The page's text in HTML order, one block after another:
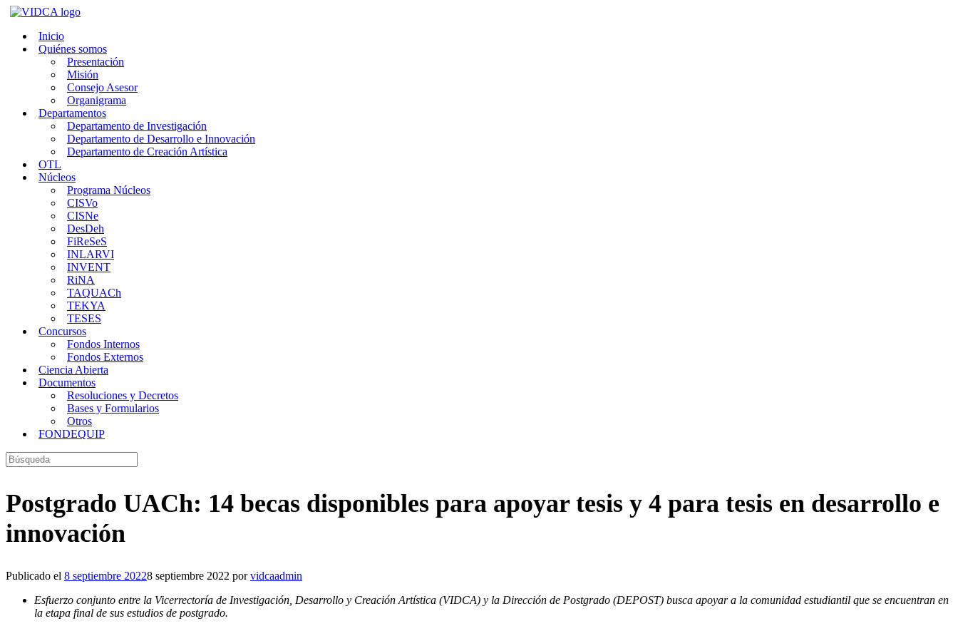
Saltar
contenidoInicio
Quiénes somos
Presentación
Misión
Consejo Asesor
Organigrama
Departamentos
Departamento de Investigación
Departamento de Desarrollo e Innovación
Departamento de Creación Artística
OTL
Núcleos
Programa Núcleos
CISVo
CISNe
DesDeh
FiReSeS
INLARVI
INVENT
RiNA
TAQUACh
TEKYA
TESES
Concursos
Fondos Internos
Fondos Externos
Ciencia Abierta
Documentos
Resoluciones y Decretos
Bases y Formularios
Otros
FONDEQUIP
Buscar:
Postgrado UACh: 14 becas disponibles para apoyar tesis y 4 para tesis en desarrollo e
innovación
Publicado el 8 septiembre 20228 septiembre 2022 porvidcaadmin
Esfuerzo conjunto entre la Vicerrectoría de Investigación, Desarrollo y Creación Artística (VIDCA) y la Dirección de Postgrado (DEPOST) busca apoyar a la comunidad estudiantil que se encuentran en
la etapa final de sus estudios de postgrado.